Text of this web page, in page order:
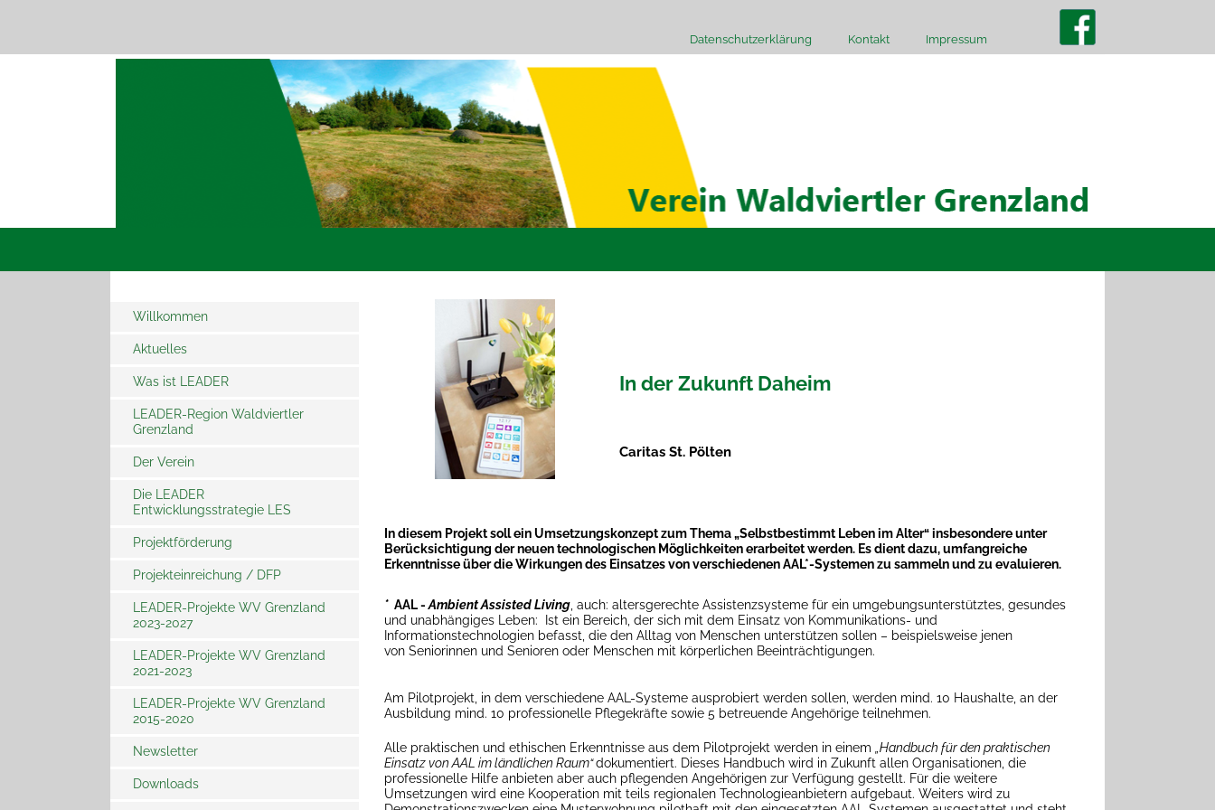
Impressum
Kontakt
Datenschutzerklärung
Willkommen
Aktuelles
LEADER - Wie gehts weiter
LEADER Fachveranstaltung in
weiterdenken
Was ist LEADER
LEADER-Region Waldviertler
Grenzland
Der Verein
Die LEADER
Entwicklungsstrategie LES
Projektförderung
Förderschwerpunkte
Fördersätze
Informations- und
Projekteinreichung / DFP
Relevante Links
LEADER-Projekte WV Grenzland
2023-2027
LEADER-Projekte WV Grenzland
2021-2023
LEADER-Projekte WV Grenzland
2015-2020
Newsletter
Newsletter Archiv
Downloads
In der Zukunft Daheim
Caritas St. Pölten
n diesem Projekt soll ein Umsetzungskonzept zum Thema „Selbstbestimmt Leben im Alter“ insbesondere unter
Berücksichtigung der neuen technologischen Möglichkeiten erarbeitet werden. Es dient dazu, umfangreiche
Erkenntnisse über die Wirkungen des Einsatzes von verschiedenen AAL*-Systemen zu sammeln und zu evaluieren.
* AAL -Ambient Assisted Living, auch: altersgerechte Assistenzsysteme für ein umgebungsunterstütztes, gesundes
und unabhängiges Leben: Ist ein Bereich, der sich mit dem Einsatz von Kommunikations- und
Informationstechnologien befasst, die den Alltag von Menschen unterstützen sollen – beispielsweise jenen
von Seniorinnen und Senioren oder Menschen mit körperlichen Beeinträchtigungen.
Am Pilotprojekt, in dem verschiedene AAL-Systeme ausprobiert werden sollen, werden mind. 10 Haushalte, an der
Ausbildung mind. 10 professionelle Pflegekräfte sowie 5 betreuende Angehörige teilnehmen.
Alle praktischen und ethischen Erkenntnisse aus dem Pilotprojekt werden in einem
„Handbuch für den praktischen
Einsatz von AAL im ländlichen Raum“dokumentiert. Dieses Handbuch wird in Zukunft allen Organisationen, die
professionelle Hilfe anbieten aber auch pflegenden Angehörigen zur Verfügung gestellt. Für die weitere
Umsetzungen wird eine Kooperation mit teils regionalen Technologieanbietern aufgebaut. Weiters wird zu